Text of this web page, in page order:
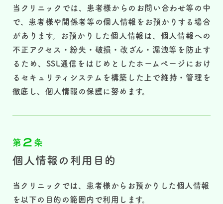
当クリニックでは、患者様からのお問い合わせ等の中
で、患者様や関係者等の個人情報をお預かりする場合
があります。お預かりした個人情報は、個人情報への
不正アクセス・紛失・破損・改ざん・漏洩等を防止す
るため、SSL通信をはじめとしたホームページにおけ
るセキュリティシステムを構築した上で維持・管理を
徹底し、個人情報の保護に努めます。
第 2 条
個人情報の利用目的
当クリニックでは、患者様からお預かりした個人情報
を以下の目的の範囲内で利用します。